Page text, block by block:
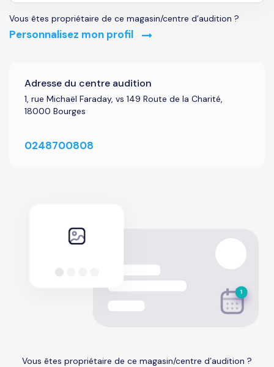
Vous êtes propriétaire de ce magasin/centre d’audition ?
Personnalisez mon profil
Adresse du centre audition
1, rue Michaël Faraday, vs 149 Route de la Charité,
18000 Bourges
0248700808
Vous êtes propriétaire de ce magasin/centre d’audition ?